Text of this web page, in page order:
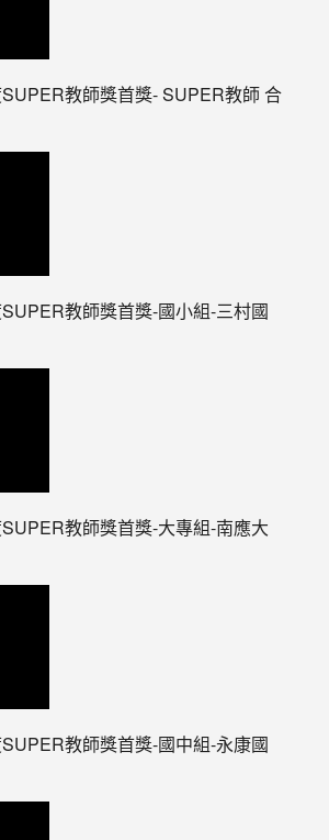
教師獎首獎- SUPER教師 合
教師獎首獎-國小組-三村國
教師獎首獎-大專組-南應大
教師獎首獎-國中組-永康國